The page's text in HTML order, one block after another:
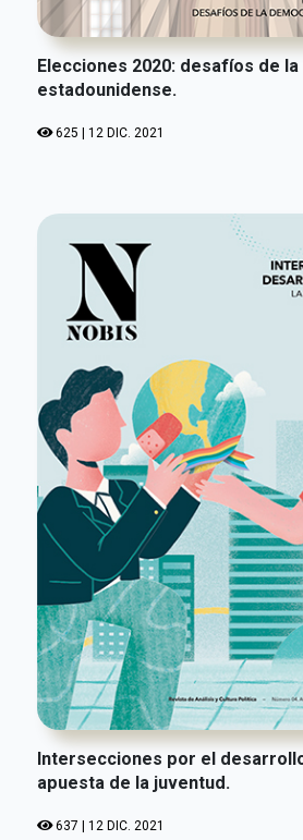
Elecciones 2020: desafíos de
estadounidense.
625 | 12 DIC. 2021
Intersecciones por el
apuesta de la juventud.
637 | 12 DIC. 2021